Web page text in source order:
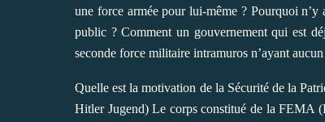
une force armée pour lui-même ? Pourquoi n’y
public ? Comment un gouvernement qui est
seconde force militaire intramuros n’ayant
Quelle est la motivation de la Sécurité de la
Hitler Jugend) Le corps constitué de la FEMA